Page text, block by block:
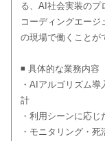
る、AI社会実装のプ
コーディングエー
の現場で働くことが
◾️ 具体的な業務内容
・AIアルゴリズム
計
・利用シーンに応
・モニタリング・